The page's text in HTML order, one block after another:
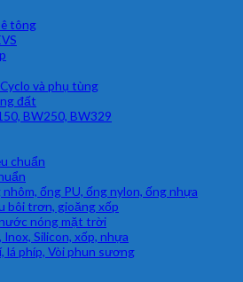
tông
và phụ tùng
đất
BW250, BW329
chuẩn
ống PU, ống nylon, ống nhựa
bôi trơn, gioăng xốp
nóng mặt trời
Silicon, xốp, nhựa
lá phíp, Vòi phun sương